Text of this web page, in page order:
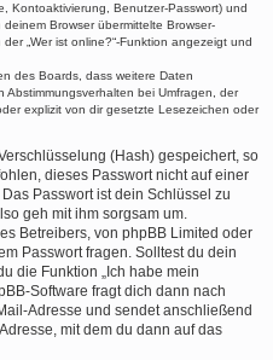
Kontoaktivierung, Benutzer-Passwort) und
Browser übermittelte Browser-
„Wer ist online?“-Funktion angezeigt und
des Boards, dass weitere Daten
bei Umfragen, der
explizit von dir gesetzte Lesezeichen oder
(Hash) gespeichert, so
dieses Passwort nicht auf einer
Passwort ist dein Schlüssel zu
geh mit ihm sorgsam um.
Betreibers, von phpBB Limited oder
Passwort fragen. Solltest du dein
die Funktion „Ich habe mein
Software fragt dich dann nach
Adresse und sendet anschließend
mit dem du dann auf das